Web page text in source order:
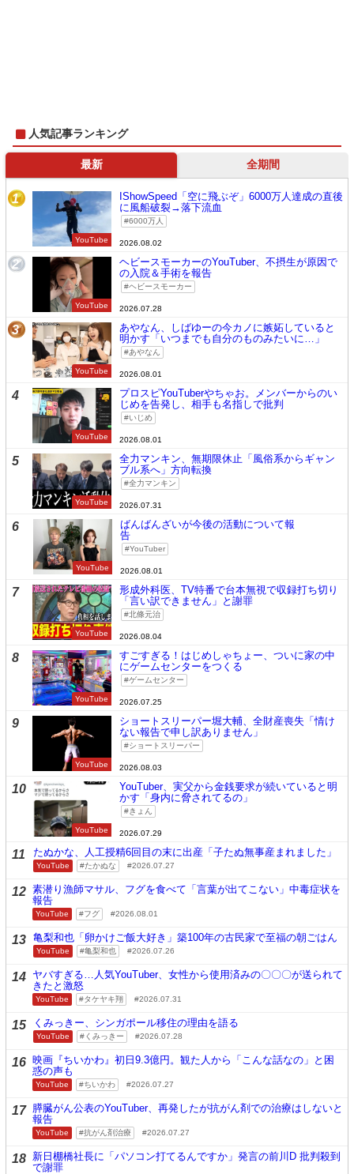
人気記事ランキング
最新 全期間
1
YouTube
IShowSpeed「空に飛ぶぞ」6000万人達成の直後
に風船破裂→落下流血
6000万人
2026.08.02
2
YouTube
ヘビースモーカーのYouTuber、不摂生が原因で
の入院＆手術を報告
ヘビースモーカー
2026.07.28
3
YouTube
あやなん、しばゆーの今カノに嫉妬していると
明かす「いつまでも自分のものみたいに…」
あやなん
2026.08.01
4
YouTube
プロスピYouTuberやちゃお。メンバーからのい
じめを告発し、相手も名指しで批判
いじめ
2026.08.01
5
YouTube
全力マンキン、無期限休止「風俗系からギャン
ブル系へ」方向転換
全力マンキン
2026.07.31
6
YouTube
ばんばんざいが今後の活動について報
告
YouTuber
2026.08.01
7
YouTube
形成外科医、TV特番で台本無視で収録打ち切り
「言い訳できません」と謝罪
北條元治
2026.08.04
8
YouTube
すごすぎる！はじめしゃちょー、ついに家の中
にゲームセンターをつくる
ゲームセンター
2026.07.25
9
YouTube
ショートスリーパー堀大輔、全財産喪失「情け
ない報告で申し訳ありません」
ショートスリーパー
2026.08.03
10
YouTube
YouTuber、実父から金銭要求が続いていると明
かす「身内に脅されてるの」
きょん
2026.07.29
11 たぬかな、人工授精6回目の末に出産「子たぬ無事産まれました」
YouTube たかぬな 2026.07.27
12 素潜り漁師マサル、フグを食べて「言葉が出てこない」中毒症状を
報告
YouTube フグ 2026.08.01
13 亀梨和也「卵かけご飯大好き」築100年の古民家で至福の朝ごはん
YouTube 亀梨和也 2026.07.26
14 ヤバすぎる…人気YouTuber、女性から使用済みの〇〇〇が送られて
きたと激怒
YouTube タケヤキ翔 2026.07.31
15 くみっきー、シンガポール移住の理由を語る
YouTube くみっきー 2026.07.28
16 映画『ちいかわ』初日9.3億円。観た人から「こんな話なの」と困
惑の声も
YouTube ちいかわ 2026.07.27
17 膵臓がん公表のYouTuber、再発したが抗がん剤での治療はしないと
報告
YouTube 抗がん剤治療 2026.07.27
18 新日棚橋社長に「パソコン打てるんですか」発言の前川D 批判殺到
で謝罪